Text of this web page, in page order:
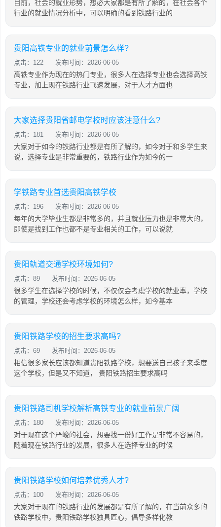
目前，社会的就业形势，想必大家都是有所了解的，在社会各个
行业的就业情况分析中，可以明确的看到铁路行业的
贵阳高铁专业的就业前景怎么样?
点击：122 发布时间：2026-06-05
高铁专业作为现在的热门专业，很多人在选择专业也会选择高铁
专业，加上现在铁路行业飞速发展，对于人才方面也
大家选择贵阳省邮电学校时应该注意什么?
点击：181 发布时间：2026-06-05
大家对于如今的铁路行业都是有所了解的，如今对于和多学生来
说，选择专业是非常重要的，铁路行业作为如今的一
学铁路专业首选贵阳高铁学校
点击：196 发布时间：2026-06-05
每年的大学毕业生都是非常多的，并且就业压力也是非常大的，
即使是找到工作也都不是专业相关的工作，可以说就
贵阳轨道交通学校环境如何?
点击：89 发布时间：2026-06-05
很多学生在选择学校的时候，不仅仅会考虑学校的就业率，学校
的管理，学校还会考虑学校的环境怎么样，如今基本
贵阳铁路学校的招生要求高吗?
点击：69 发布时间：2026-06-05
相信很多家长应该都知道贵阳铁路学校，想要送自己孩子来季度
这个学校，但是又不知道， 贵阳铁路招生要求高吗
贵阳铁路司机学校解析高铁专业的就业前景广阔
点击：180 发布时间：2026-06-05
对于现在这个严峻的社会，想要找一份好工作是非常不容易的，
随着现在铁路行业的发展，很多人在选择专业的时候
贵阳铁路学校如何培养优秀人才?
点击：100 发布时间：2026-06-05
大家对于现在的铁路行业的发展都是有所了解的，在当前众多的
铁路学校中，贵阳铁路学校独具匠心，倡导多样化教